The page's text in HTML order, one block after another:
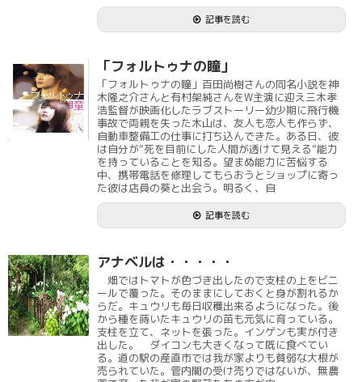
記事を読む
「フォルトゥナの瞳」
「フォルトゥナの瞳」百田尚樹さんの同名小説を神
木隆之介さんと有村架純さんをW主演に迎え三木孝
浩監督が映画化したラブストーリー幼少期に飛行機
事故で両親を失った木山は、友人も恋人も作らず、
自動車整備工の仕事に打ち込んできた。ある日、彼
は自分が“死を目前にした人間が透けて見える”能力
を持っていることを知る。望まぬ能力に苦悩する
中、携帯電話を修理してもらおうとショップに寄っ
た彼は店員の葵と出会う。明るく、自
記事を読む
アナベルは・・・・・
畑ではトマトが色づき出したので支柱の上をビニ
ールで覆った。そのままにしておくと身が割れるか
らだ。キュウリも毎日収穫出来るようになった。後
から種を蒔いたキュウリの苗も元気に育っている。
支柱を立て、ネットを張った。インゲンも実が付き
出した。 ダイコンも大きくなって既に食べてい
る。道の駅の産直市では我が家よりも貧弱な大根が
売られていた。菅内閣の受け売りではないが、無農